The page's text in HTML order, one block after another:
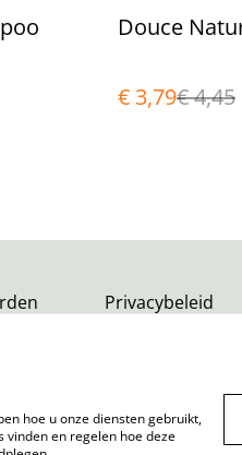
%
Douce
€ 3,79€ 4,45
Privacybeleid
hoe u onze diensten gebruikt,
vinden en regelen hoe deze